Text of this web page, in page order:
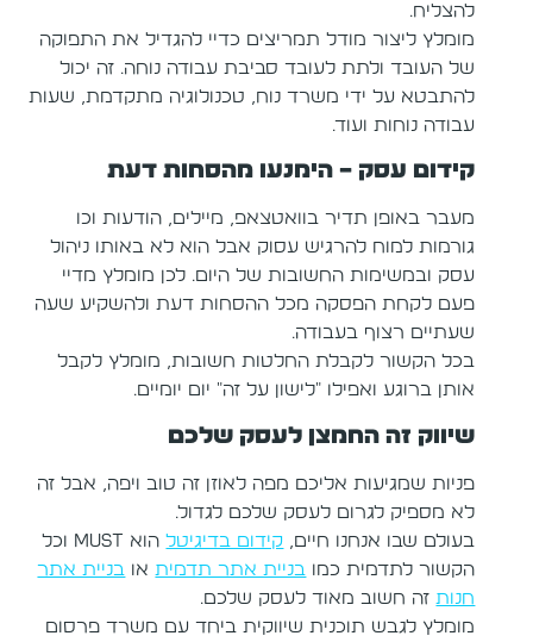
להצליח.
מומלץ ליצור מודל תמריצים כדיי להגדיל את התפוקה
של העובד ולתת לעובד סביבת עבודה נוחה. זה יכול
להתבטא על ידי משרד נוח, טכנולוגיה מתקדמת, שעות
עבודה נוחות ועוד.
קידום עסק – הימנעו מהסחות דעת
מעבר באופן תדיר בוואטצאפ, מיילים, הודעות וכו
גורמות למוח להרגיש עסוק אבל הוא לא באותו ניהול
עסק ובמשימות החשובות של היום. לכן מומלץ מדיי
פעם לקחת הפסקה מכל ההסחות דעת ולהשקיע שעה
שעתיים רצוף בעבודה.
בכל הקשור לקבלת החלטות חשובות, מומלץ לקבל
אותן ברוגע ואפילו "לישון על זה" יום יומיים.
שיווק זה החמצן לעסק שלכם
פניות שמגיעות אליכם מפה לאוזן זה טוב ויפה, אבל זה
לא מספיק לגרום לעסק שלכם לגדול.
בעולם שבו אנחנו חיים,
קידום בדיגיטל
הוא MUST וכל
הקשור לתדמית כמו בניית אתר תדמיתאו בניית אתר
חנותזה חשוב מאוד לעסק שלכם.
מומלץ לגבש תוכנית שיווקית ביחד עם משרד פרסום